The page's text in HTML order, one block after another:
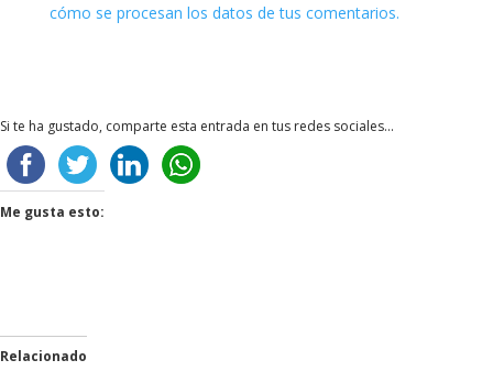
cómo se procesan los datos de tus comentarios.
Si te ha gustado, comparte esta entrada en tus redes sociales...
Me gusta esto:
Relacionado